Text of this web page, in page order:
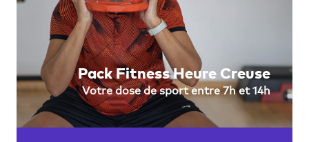
Pack Fitness Heure Creuse
Votre dose de sport entre 7h et 14h